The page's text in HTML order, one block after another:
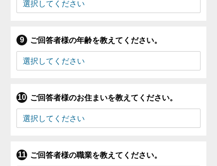
ご回答者様の年齢を教えてください。
ご回答者様のお住まいを教えてください。
ご回答者様の職業を教えてください。